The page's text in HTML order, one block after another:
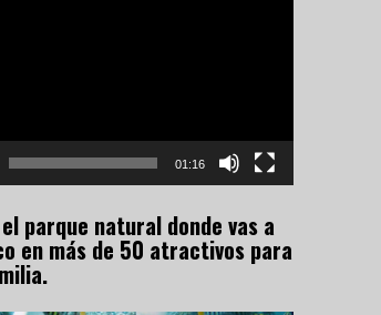
01:16
parque natural donde vas a
en más de 50 atractivos para